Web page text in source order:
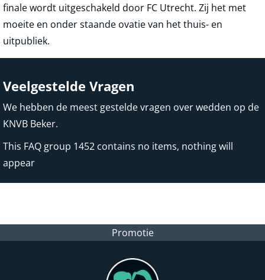
finale wordt uitgeschakeld door FC Utrecht. Zij het met
moeite en onder staande ovatie van het thuis- en
uitpubliek.
Veelgestelde Vragen
We hebben de meest gestelde vragen over wedden op de
KNVB Beker.
This FAQ group 1452 contains no items, nothing will
appear
Promotie